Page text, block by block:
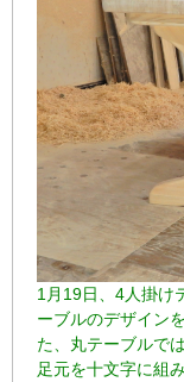
1月19日、4人掛け
ーブルのデザイン
た、丸テーブルでは
足元を十文字に組